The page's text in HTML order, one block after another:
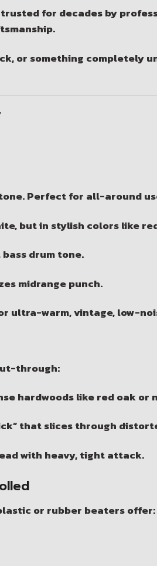
for decades by
, or something completely
Perfect for all-around
but in stylish colors like
drum tone.
midrange punch.
ultra-warm, vintage, low-
through:
hardwoods like red oak or
that slices through
with heavy, tight attack.
or rubber beaters offer: